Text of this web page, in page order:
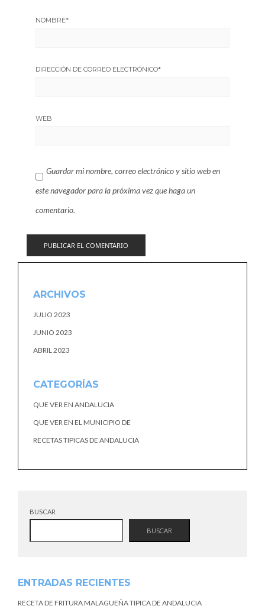
NOMBRE*
DIRECCIÓN DE CORREO ELECTRÓNICO*
WEB
Guardar mi nombre, correo electrónico y sitio web en
este navegador para la próxima vez que haga un
comentario.
ARCHIVOS
JULIO 2023
JUNIO 2023
ABRIL 2023
CATEGORÍAS
QUE VER EN ANDALUCIA
QUE VER EN EL MUNICIPIO DE
RECETAS TIPICAS DE ANDALUCIA
BUSCAR
BUSCAR
ENTRADAS RECIENTES
RECETA DE FRITURA MALAGUEÑA TIPICA DE ANDALUCIA